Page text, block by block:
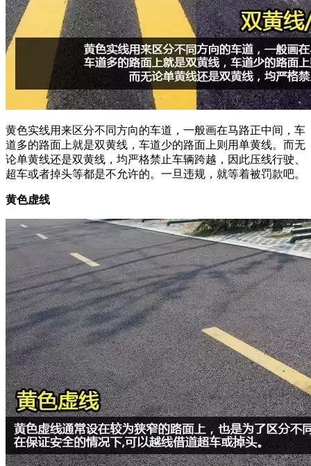
黄色实线用来区分不同方向的车道，一般画在马路正中间，车
道多的路面上就是双黄线，车道少的路面上则用单黄线。而无
论单黄线还是双黄线，均严格禁止车辆跨越，因此压线行驶、
超车或者掉头等都是不允许的。一旦违规，就等着被罚款吧。
黄色虚线